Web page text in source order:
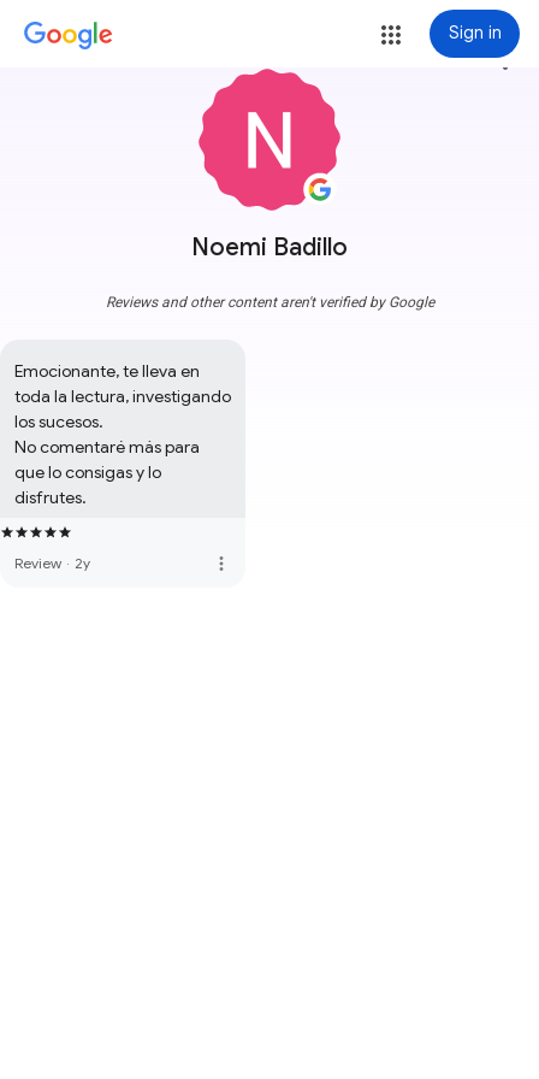
Sign in
Noemi Badillo
more_vert
Reviews and other content aren't verified by Google
Emocionante, te lleva en
toda la lectura, investigando
los sucesos.
No comentaré más para
que lo consigas y lo
disfrutes.
Review · 2y more_vert